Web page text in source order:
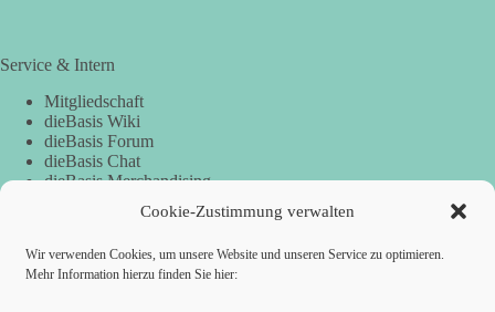
Cookie-Zustimmung verwalten
Wir verwenden Cookies, um unsere Website und unseren Service zu optimieren.
Mehr Information hierzu finden Sie hier:
Service & Intern
Mitgliedschaft
dieBasis Wiki
dieBasis Forum
dieBasis Chat
dieBasis Merchandising
Spenden